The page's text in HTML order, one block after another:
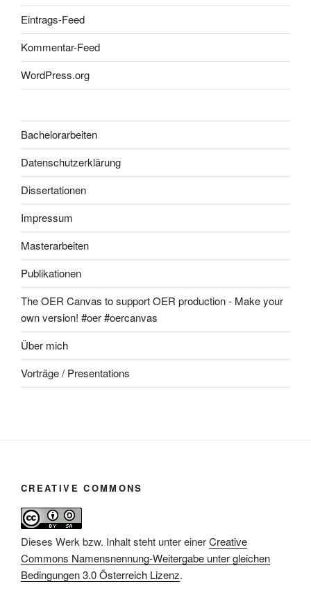
Eintrags-Feed
Kommentar-Feed
WordPress.org
Bachelorarbeiten
Datenschutzerklärung
Dissertationen
Impressum
Masterarbeiten
Publikationen
The OER Canvas to support OER production - Make your
own version! #oer #oercanvas
Über mich
Vorträge / Presentations
CREATIVE COMMONS
Dieses Werk bzw. Inhalt steht unter einerCreative
Commons Namensnennung-Weitergabe unter gleichen
Bedingungen 3.0 Österreich Lizenz.